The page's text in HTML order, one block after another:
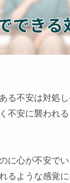
る不安は対処し
不安に襲われ
に心が不安でい
るような感覚